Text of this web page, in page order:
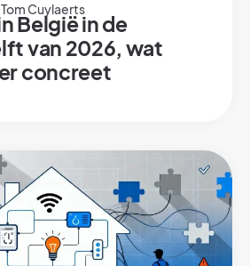
Tom Cuylaerts
België in de
van 2026, wat
concreet